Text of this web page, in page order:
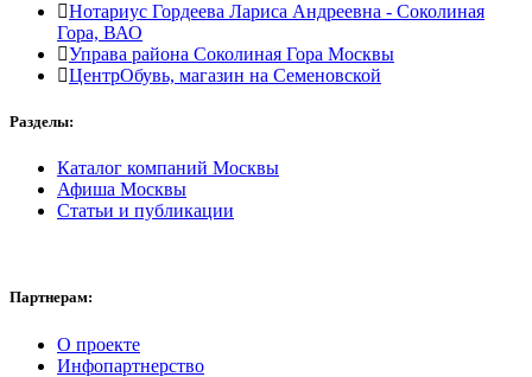
Нотариус Гордеева Лариса Андреевна - Соколиная
Гора, ВАО
Управа района Соколиная Гора Москвы
ЦентрОбувь, магазин на Семеновской
Разделы:
Каталог компаний Москвы
Афиша Москвы
Статьи и публикации
Партнерам:
О проекте
Инфопартнерство